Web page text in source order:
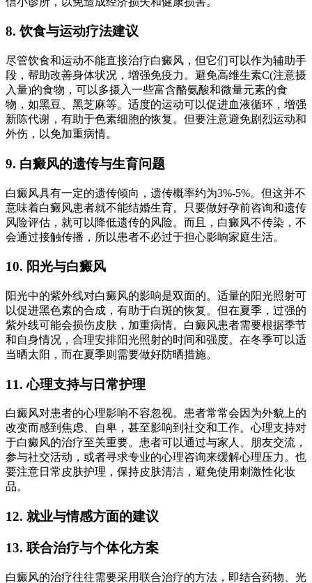
8. 饮食与运动疗法建议
尽管饮食和运动不能直接治疗白癜风，但它们可以作为辅助手
段，帮助改善身体状况，增强免疫力。避免高维生素C(注意摄
入量)的食物，可以多摄入一些富含酪氨酸和微量元素的食
物，如黑豆、黑芝麻等。适度的运动可以促进血液循环，增强
新陈代谢，有助于色素细胞的恢复。但要注意避免剧烈运动和
外伤，以免加重病情。
9. 白癜风的遗传与生育问题
白癜风具有一定的遗传倾向，遗传概率约为3%-5%。但这并不
意味着白癜风患者就不能结婚生育。只要做好孕前咨询和遗传
风险评估，就可以降低遗传的风险。而且，白癜风不传染，不
会通过接触传播，所以患者不必过于担心影响家庭生活。
10. 阳光与白癜风
阳光中的紫外线对白癜风的影响是双面的。适量的阳光照射可
以促进黑色素的合成，有助于白斑的恢复。但在夏季，过强的
紫外线可能会损伤皮肤，加重病情。白癜风患者需要根据季节
和自身情况，合理安排阳光照射的时间和强度。在冬季可以适
当晒太阳，而在夏季则需要做好防晒措施。
11. 心理支持与日常护理
白癜风对患者的心理影响不容忽视。患者常常会因为外貌上的
改变而感到焦虑、自卑，甚至影响到社交和工作。心理支持对
于白癜风的治疗至关重要。患者可以通过与家人、朋友交流，
参与社交活动，或者寻求专业的心理咨询来缓解心理压力。也
要注意日常皮肤护理，保持皮肤清洁，避免使用刺激性化妆
品。
12. 就业与情感方面的建议
13. 联合治疗与个体化方案
白癜风的治疗往往需要采用联合治疗的方法，即结合药物、光